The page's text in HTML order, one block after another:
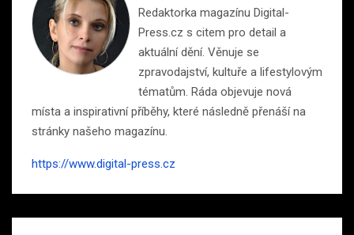
Redaktorka magazínu Digital-
Press.cz s citem pro detail a
aktuální dění. Věnuje se
zpravodajství, kultuře a lifestylovým
tématům. Ráda objevuje nová
místa a inspirativní příběhy, které následně přenáší na
stránky našeho magazínu.
https://www.digital-press.cz